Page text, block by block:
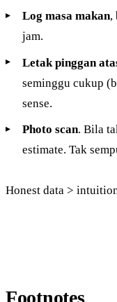
Log masa makan,
jam.
Letak pinggan
seminggu cukup
sense.
Photo scan. Bila
estimate. Tak
Honest data >
Footnotes